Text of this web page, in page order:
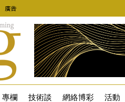
廣告
專欄 技術談 網絡博彩 活動